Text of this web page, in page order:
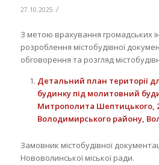
27.10.2025 /
З метою врахування громадських
розроблення містобудівної
обговорення та розгляд
Детальний план території
будинку під молитовний
Митрополита Шептицького,
Володимирського району,
Замовник містобудівної
Нововолинської міської ради.